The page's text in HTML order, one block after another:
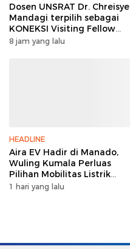
Dosen UNSRAT Dr. Chreisye
Mandagi terpilih sebagai
KONEKSI Visiting Fellow
2026 di Australia
8 jam yang lalu
HEADLINE
Aira EV Hadir di Manado,
Wuling Kumala Perluas
Pilihan Mobilitas Listrik
untuk Masyarakat Sulawesi
1 hari yang lalu